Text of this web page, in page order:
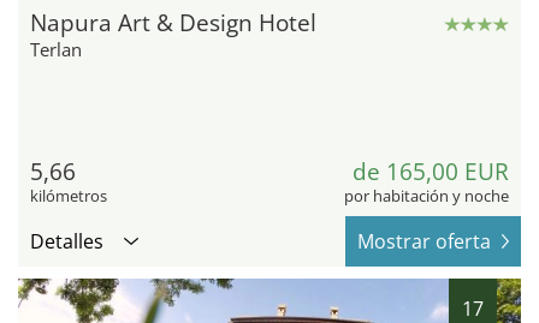
Napura Art & Design Hotel
Terlan
5,66
kilómetros
de 165,00 EUR
por habitación y noche
Detalles Mostrar oferta
17